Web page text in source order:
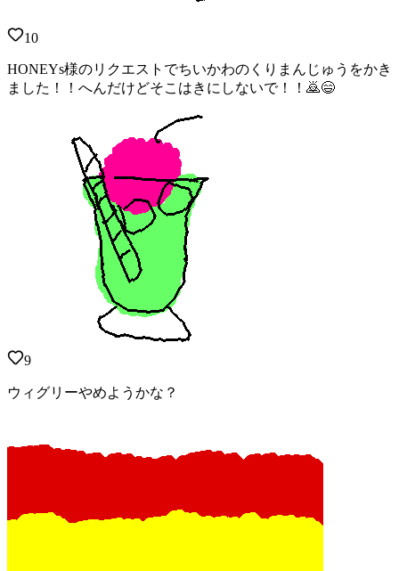
10
HONEYs様のリクエストでちいかわのくりまんじゅうをかき
ました！！へんだけどそこはきにしないで！！🙇😄
9
ウィグリーやめようかな？